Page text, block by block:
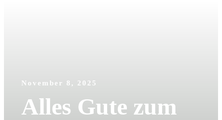
November 8, 2025
Alles Gute zum